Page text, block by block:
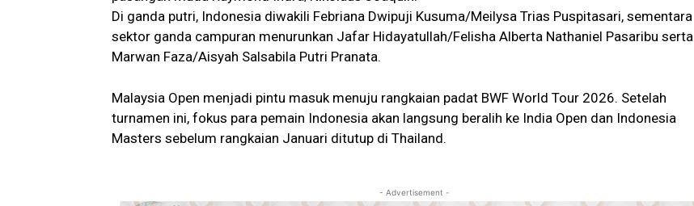
Di ganda putri, Indonesia diwakili Febriana Dwipuji Kusuma/Meilysa Trias Puspitasari, sementara
sektor ganda campuran menurunkan Jafar Hidayatullah/Felisha Alberta Nathaniel Pasaribu serta
Marwan Faza/Aisyah Salsabila Putri Pranata.
Malaysia Open menjadi pintu masuk menuju rangkaian padat BWF World Tour 2026. Setelah
turnamen ini, fokus para pemain Indonesia akan langsung beralih ke India Open dan Indonesia
Masters sebelum rangkaian Januari ditutup di Thailand.
- Advertisement -